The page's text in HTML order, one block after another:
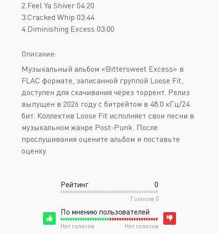
2.Feel Ya Shiver 04:20
3.Cracked Whip 03:44
4.Diminishing Excess 03:00
Описание:
Музыкальный альбом «Bittersweet Excess» в
FLAC формате, записанной группой Loose Fit,
доступен для скачивания через торрент. Релиз
выпущен в 2026 году с битрейтом в 48.0 кГц/24
бит. Коллектив Loose Fit исполняет свои песни в
музыкальном жанре Post-Punk. После
прослушивания оцените альбом и поставьте
оценку.
Рейтинг 0
Голосов 0
По мнению пользователей
Нет голосов Нет голосов